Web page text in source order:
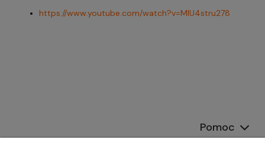
https://www.youtube.com/watch?v=MIU4stru278
Pomoc